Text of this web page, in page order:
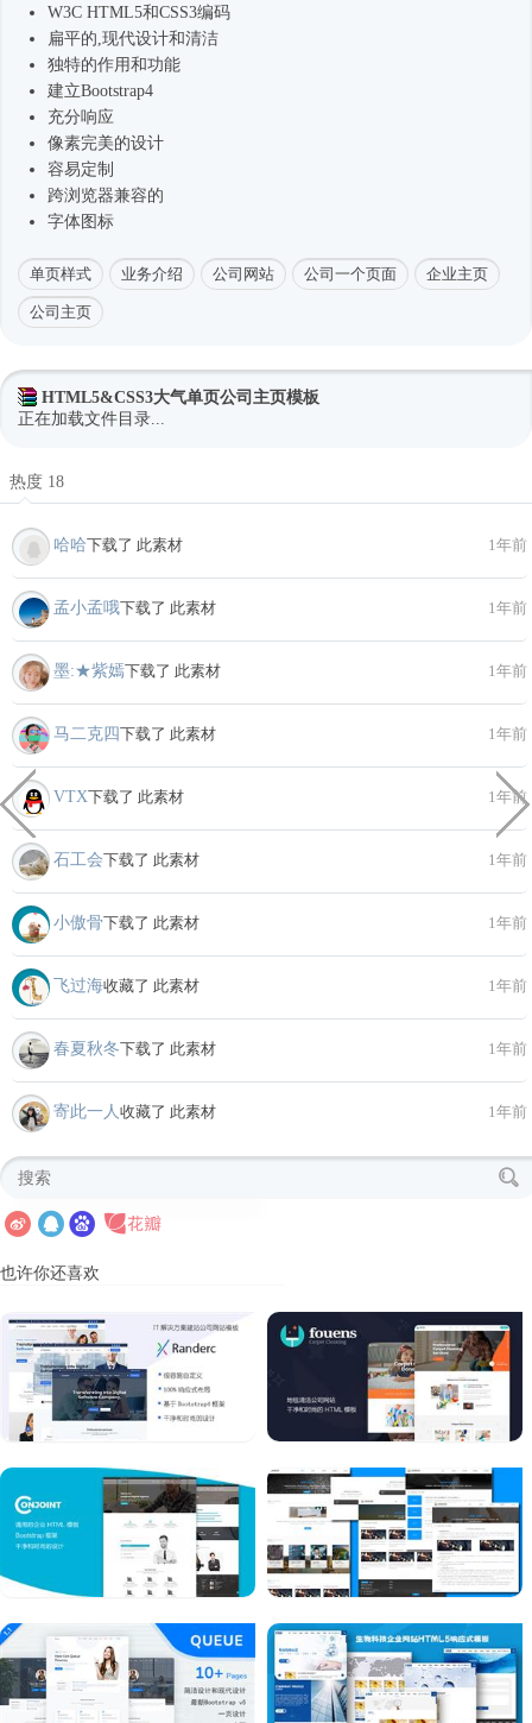
W3C HTML5和CSS3编码
扁平的,现代设计和清洁
独特的作用和功能
建立Bootstrap4
充分响应
像素完美的设计
容易定制
跨浏览器兼容的
字体图标
单页样式 业务介绍 公司网站 公司一个页面 企业主页
公司主页
HTML5&CSS3大气单页公司主页模板
正在加载文件目录...
热度 18
哈哈下载了 此素材 1年前
孟小孟哦下载了 此素材 1年前
墨:★紫嫣下载了 此素材 1年前
马二克四下载了 此素材 1年前
VTX下载了 此素材 1年前
石工会下载了 此素材 1年前
小傲骨下载了 此素材 1年前
飞过海收藏了 此素材 1年前
春夏秋冬下载了 此素材 1年前
寄此一人 收藏了 此素材 1年前
也许你还喜欢